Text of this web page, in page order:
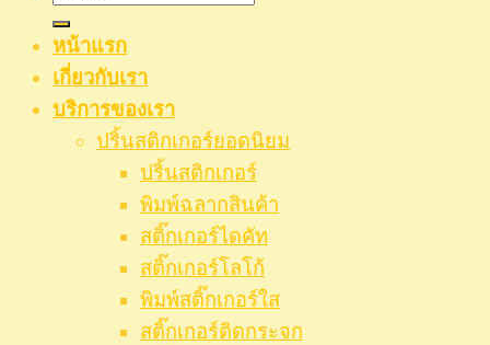
หน้าแรก
เกี่ยวกับเรา
บริการของเรา
ปริ้นสติกเกอร์ยอดนิยม
ปริ้นสติกเกอร์
พิมพ์ฉลากสินค้า
สติ๊กเกอร์ไดคัท
สติ๊กเกอร์โลโก้
พิมพ์สติ๊กเกอร์ใส
สติ๊กเกอร์ติดกระจก